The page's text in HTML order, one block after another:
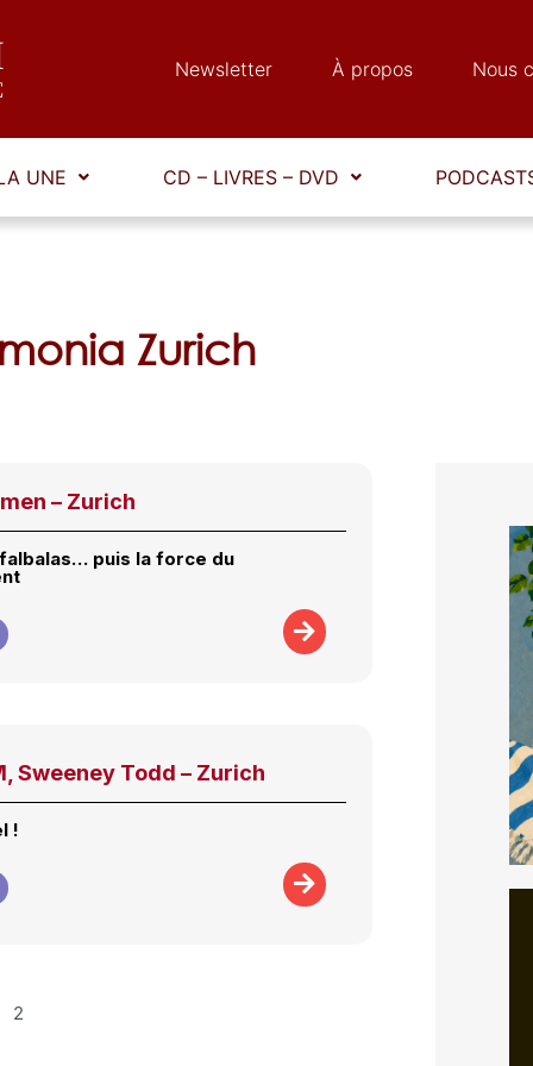
Newsletter À propos Nous
UNE CD – LIVRES – DVD
Zurich
– Zurich
falbalas… puis la force du
Sweeney Todd – Zurich
!
2